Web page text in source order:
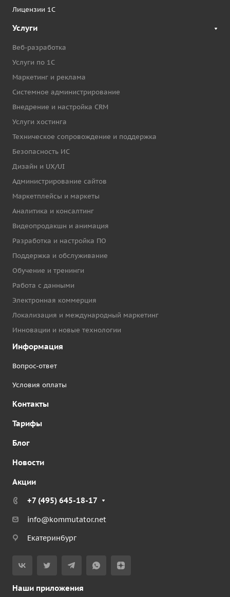
Лицензии 1С
Услуги
Веб-разработка
Услуги по 1С
Маркетинг и реклама
Системное администрирование
Внедрение и настройка CRM
Услуги хостинга
Техническое сопровождение и поддержка
Безопасность ИС
Дизайн и UX/UI
Администрирование сайтов
Маркетплейсы и маркеты
Аналитика и консалтинг
Видеопродакшн и анимация
Разработка и настройка ПО
Поддержка и обслуживание
Обучение и тренинги
Работа с данными
Электронная коммерция
Локализация и международный маркетинг
Инновации и новые технологии
Информация
Вопрос-ответ
Условия оплаты
Контакты
Тарифы
Блог
Новости
Акции
+7 (495) 645-18-17
info@kommutator.net
Екатеринбург
Наши приложения